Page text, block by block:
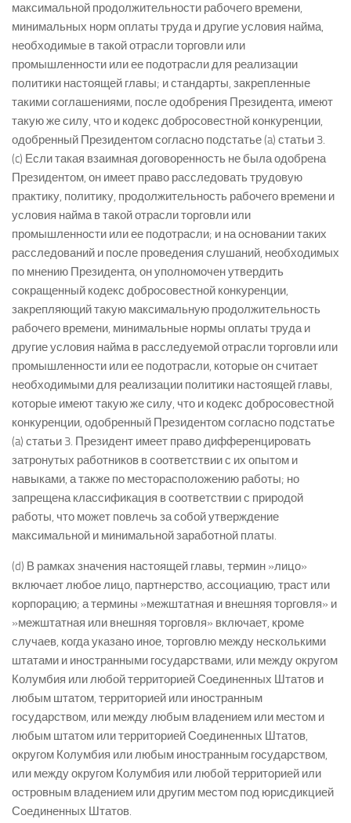
максимальной продолжительности рабочего времени,
минимальных норм оплаты труда и другие условия найма,
необходимые в такой отрасли торговли или
промышленности или ее подотрасли для реализации
политики настоящей главы; и стандарты, закрепленные
такими соглашениями, после одобрения Президента, имеют
такую же силу, что и кодекс добросовестной конкуренции,
одобренный Президентом согласно подстатье (a) статьи 3.
(c) Если такая взаимная договоренность не была одобрена
Президентом, он имеет право расследовать трудовую
практику, политику, продолжительность рабочего времени и
условия найма в такой отрасли торговли или
промышленности или ее подотрасли; и на основании таких
расследований и после проведения слушаний, необходимых
по мнению Президента, он уполномочен утвердить
сокращенный кодекс добросовестной конкуренции,
закрепляющий такую максимальную продолжительность
рабочего времени, минимальные нормы оплаты труда и
другие условия найма в расследуемой отрасли торговли или
промышленности или ее подотрасли, которые он считает
необходимыми для реализации политики настоящей главы,
которые имеют такую же силу, что и кодекс добросовестной
конкуренции, одобренный Президентом согласно подстатье
(a) статьи 3. Президент имеет право дифференцировать
затронутых работников в соответствии с их опытом и
навыками, а также по месторасположению работы; но
запрещена классификация в соответствии с природой
работы, что может повлечь за собой утверждение
максимальной и минимальной заработной платы.
(d) В рамках значения настоящей главы, термин »лицо»
включает любое лицо, партнерство, ассоциацию, траст или
корпорацию; а термины »межштатная и внешняя торговля» и
»межштатная или внешняя торговля» включает, кроме
случаев, когда указано иное, торговлю между несколькими
штатами и иностранными государствами, или между округом
Колумбия или любой территорией Соединенных Штатов и
любым штатом, территорией или иностранным
государством, или между любым владением или местом и
любым штатом или территорией Соединенных Штатов,
округом Колумбия или любым иностранным государством,
или между округом Колумбия или любой территорией или
островным владением или другим местом под юрисдикцией
Соединенных Штатов.